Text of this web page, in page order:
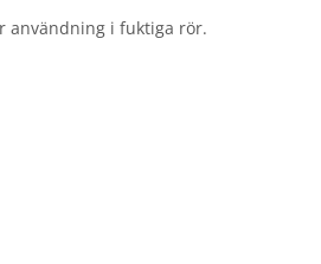
användning i fuktiga rör.